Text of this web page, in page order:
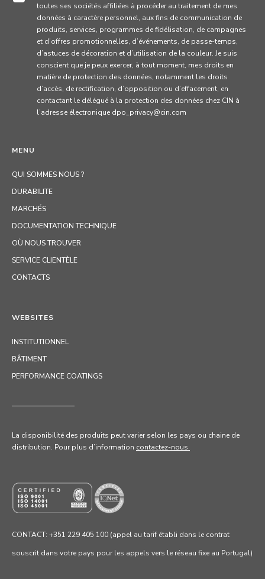
MENU
QUI SOMMES NOUS ?
DURABILITE
MARCHÉS
DOCUMENTATION TECHNIQUE
OÙ NOUS TROUVER
SERVICE CLIENTÈLE
CONTACTS
toutes ses sociétés affiliées à procéder au traitement de mes
données à caractère personnel, aux fins de communication de
produits, services, programmes de fidélisation, de campagnes
et d’offres promotionnelles, d’événements, de passe-temps,
d’astuces de décoration et d’utilisation de la couleur. Je suis
conscient que je peux exercer, à tout moment, mes droits en
matière de protection des données, notamment les droits
d’accès, de rectification, d’opposition ou d’effacement, en
contactant le délégué à la protection des données chez CIN à
l’adresse électronique dpo_privacy@cin.com
WEBSITES
INSTITUTIONNEL
BÂTIMENT
PERFORMANCE COATINGS
La disponibilité des produits peut varier selon les pays ou chaine de
distribution. Pour plus d’information contactez-nous.
CONTACT: +351 229 405 100 (appel au tarif établi dans le contrat
souscrit dans votre pays pour les appels vers le réseau fixe au Portugal)